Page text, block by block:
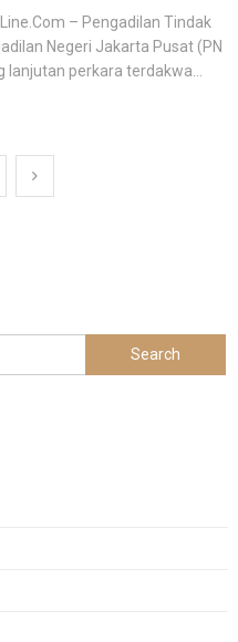
– Pengadilan Tindak
Negeri Jakarta Pusat (PN
perkara terdakwa...